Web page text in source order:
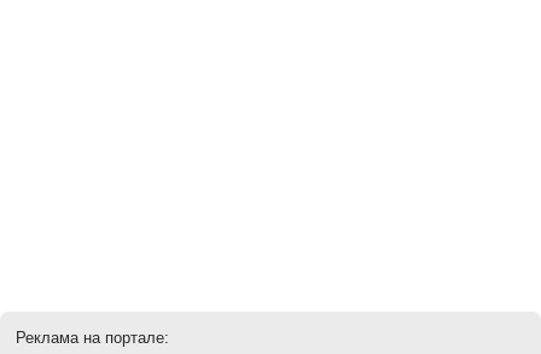
Реклама на портале: